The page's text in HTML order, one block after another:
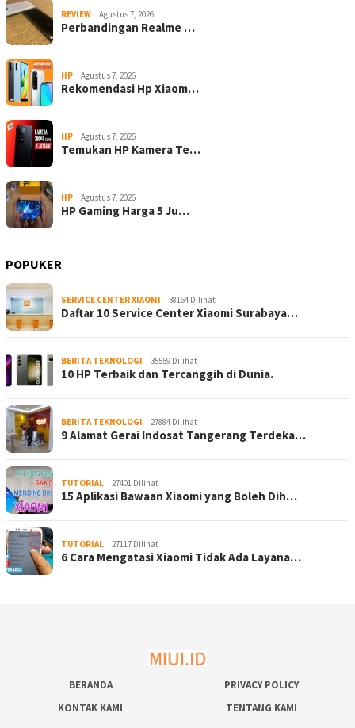
REVIEW Agustus 7, 2026
Perbandingan Realme …
HP Agustus 7, 2026
Rekomendasi Hp Xiaom…
HP Agustus 7, 2026
Temukan HP Kamera Te…
HP Agustus 7, 2026
HP Gaming Harga 5 Ju…
POPUKER
SERVICE CENTER XIAOMI 38164 Dilihat
Daftar 10 Service Center Xiaomi Surabaya…
BERITA TEKNOLOGI 35559 Dilihat
10 HP Terbaik dan Tercanggih di Dunia.
BERITA TEKNOLOGI 27884 Dilihat
9 Alamat Gerai Indosat Tangerang Terdeka…
TUTORIAL 27401 Dilihat
15 Aplikasi Bawaan Xiaomi yang Boleh Dih…
TUTORIAL 27117 Dilihat
6 Cara Mengatasi Xiaomi Tidak Ada Layana…
BERANDA
PRIVACY POLICY
KONTAK KAMI
TENTANG KAMI